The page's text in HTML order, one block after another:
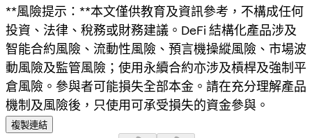
**風險提示：**本文僅供教育及資訊參考，不構成任何
投資、法律、稅務或財務建議。DeFi 結構化產品涉及
智能合約風險、流動性風險、預言機操縱風險、市場波
動風險及監管風險；使用永續合約亦涉及槓桿及強制平
倉風險。參與者可能損失全部本金。請在充分理解產品
機制及風險後，只使用可承受損失的資金參與。
複製連結